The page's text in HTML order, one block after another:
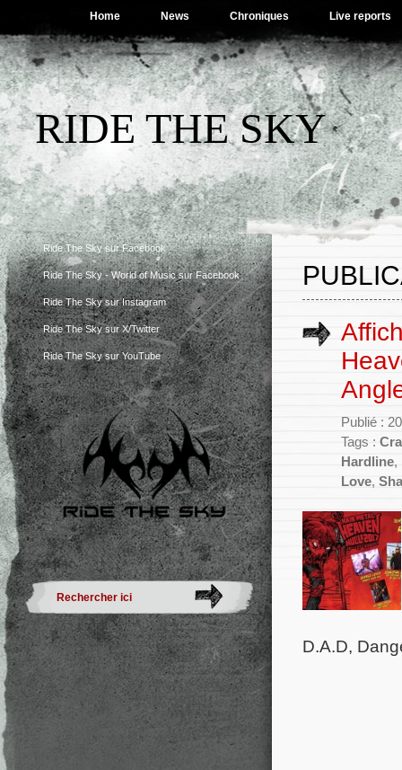
Home News Chroniques Live reports
RIDE THE SKY
Ride The Sky sur Facebook
Ride The Sky - World of Music sur Facebook
Ride The Sky sur Instagram
Ride The Sky sur X/Twitter
Ride The Sky sur YouTube
Publié :
Tags :
Hardline,
Love,
D.A.D,